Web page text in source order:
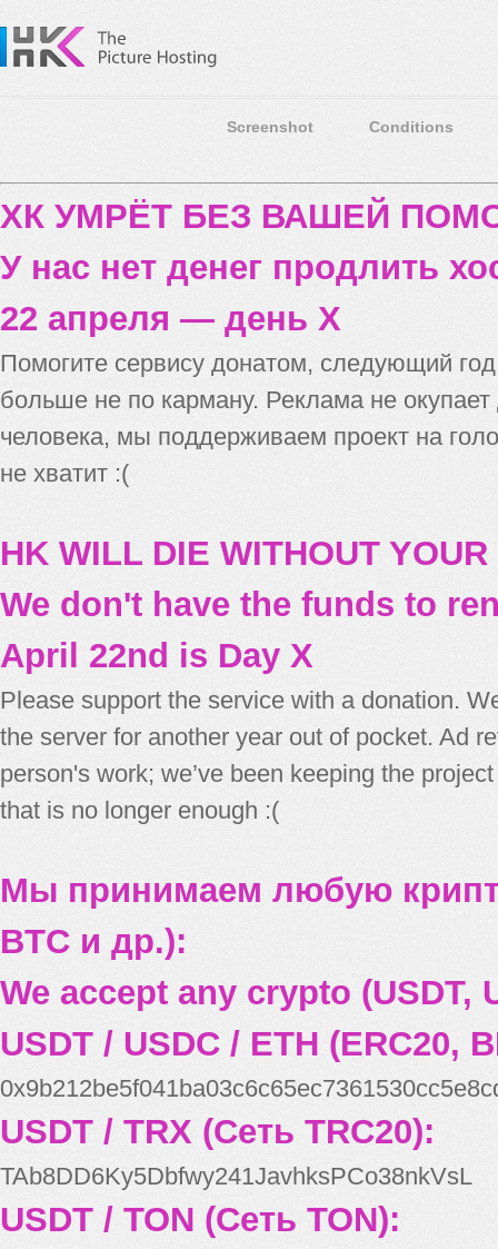
Screenshot Conditions
ХК УМРЁТ БЕЗ ВАШЕЙ
У нас нет денег продлить
22 апреля — день X
Помогите сервису донатом, следующий
больше не по карману. Реклама не
человека, мы поддерживаем проект на
не хватит :(
HK WILL DIE WITHOUT
We don't have the funds to
April 22nd is Day X
Please support the service with a donation.
the server for another year out of pocket. Ad
person's work; we’ve been keeping the
that is no longer enough :(
Мы принимаем любую
BTC и др.):
We accept any crypto (USDT,
USDT / USDC / ETH (ERC20,
USDT / TRX (Сеть TRC20):
TAb8DD6Ky5Dbfwy241JavhksPCo38nkVsL
USDT / TON (Сеть TON):